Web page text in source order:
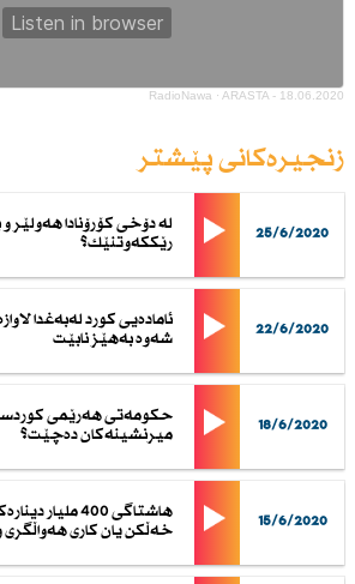
RadioNawa · ARASTA - 18.06.2020
زنجیرەکانی پێشتر
25/6/2020
له‌ دۆخى كۆرۆنادا هه‌ولێر
رێككه‌وتنێك؟
22/6/2020
ئاماده‌یى كورد له‌به‌غدا
شه‌وه‌ به‌هێز نابێت
18/6/2020
حكومه‌تى هه‌رێمى
میرنشینه‌كان ده‌چێت؟
15/6/2020
هاشتاگى 400
خه‌ڵكن یان كارى هه‌واڵگرى